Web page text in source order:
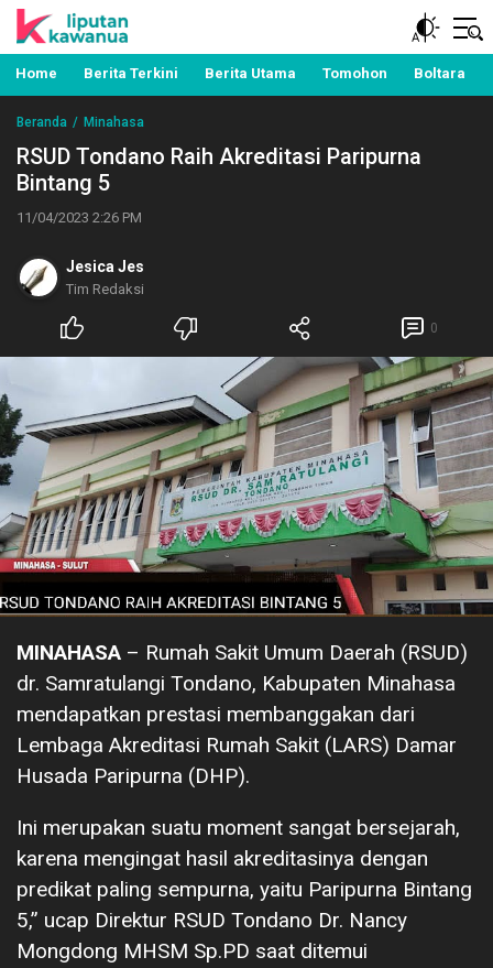
Liputan Kawanua
Berita Manado, Sulawesi Utara, Kawanua, Politik,
Pemerintahan, Hukum Kriminal dan Nasional
Home Berita Terkini Berita Utama Tomohon Boltara
Beranda Minahasa
RSUD Tondano Raih Akreditasi Paripurna
Bintang 5
11/04/2023 2:26 PM
Jesica Jes
Tim Redaksi
0
MINAHASA – Rumah Sakit Umum Daerah (RSUD)
dr. Samratulangi Tondano, Kabupaten Minahasa
mendapatkan prestasi membanggakan dari
Lembaga Akreditasi Rumah Sakit (LARS) Damar
Husada Paripurna (DHP).
Ini merupakan suatu moment sangat bersejarah,
karena mengingat hasil akreditasinya dengan
predikat paling sempurna, yaitu Paripurna Bintang
5,” ucap Direktur RSUD Tondano Dr. Nancy
Mongdong MHSM Sp.PD saat ditemui